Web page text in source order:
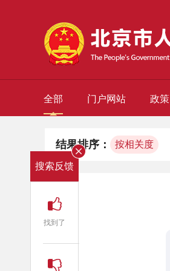
全部 门户网站 政策
结果排序： 按相关度
搜索反馈
找到了